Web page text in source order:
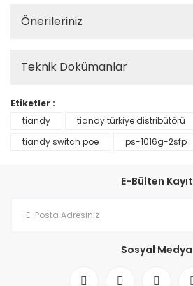
Önerileriniz
Teknik Dokümanlar
Etiketler :
tiandy
tiandy türkiye distribütörü
tiandy switch poe
ps-1016g-2sfp
E-Bülten Kayıt
Sosyal Medya